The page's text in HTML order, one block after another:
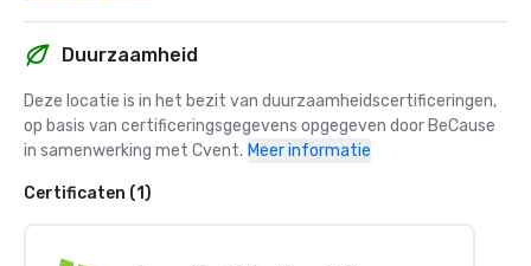
Duurzaamheid
Deze locatie is in het bezit van duurzaamheidscertificeringen,
op basis van certificeringsgegevens opgegeven door BeCause
in samenwerking met Cvent. Meer informatie
Certificaten (1)